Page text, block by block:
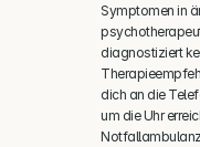
Symptomen in
diagnostiziert
dich an die
um die Uhr